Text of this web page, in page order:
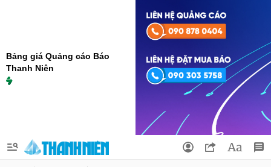
Bảng giá Quảng cáo Báo
Thanh Niên